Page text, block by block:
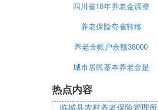
四川省18年养老金调整
方案四川
养老保险夸省转移
养老金帐户余额38000
城市居民基本养老金是
热点内容
临城县农村养老保险管理所